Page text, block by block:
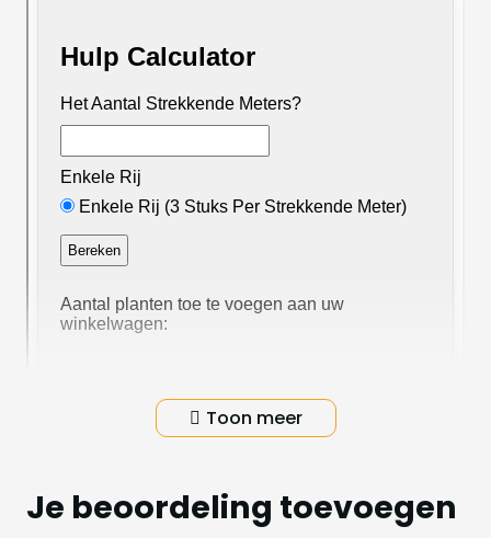
Toon meer
Je beoordeling toevoegen